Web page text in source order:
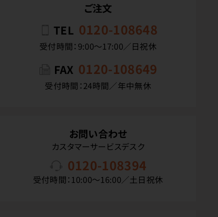
ご注文
TEL 0120-108648
受付時間：9:00〜17:00／日祝休
FAX 0120-108649
受付時間：24時間／年中無休
お問い合わせ
カスタマーサービスデスク
0120-108394
受付時間：10:00〜16:00／土日祝休